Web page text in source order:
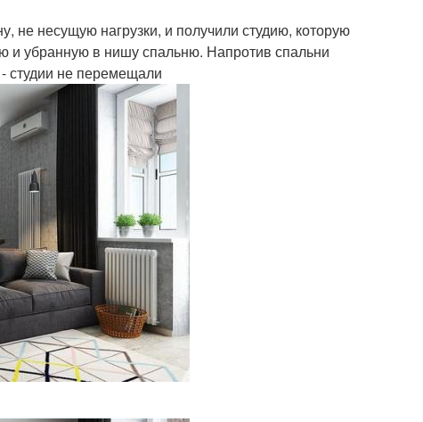
не несущую нагрузки, и получили студию, которую
и убранную в нишу спальню. Напротив спальни
студии не перемещали